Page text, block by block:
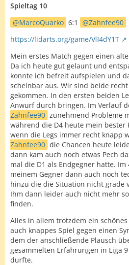
Spieltag 10
MarcoQuarko 6:1
Zahnfee90
https://lidarts.org/game/VlI4dY1T
Mein erstes Match gegen einen
Da ich heute gut gelaunt und
konnte ich befreit aufspielen und
scheinbar aus. Wir sind beide
gekommen. In den ersten beiden
Anwurf durch bringen. Im Verlauf
Zahnfee90 zunehmend Probleme
während die D4 heute mein bester
wenn die Legs immer recht knapp
Zahnfee90 die Chancen heute
dann kam auch noch etwas Pech
mal die D1 als Endgegner hatte. Im
meinem Gegner dann auch noch
hinzu die die Situation nicht grade
Ihm dann leider auch nicht mehr
finden.
Alles in allem trotzdem ein
auch knappes Spiel gegen einen
dem der anschließende Plausch
gesammelten Erfahrungen in Liga
durfte.